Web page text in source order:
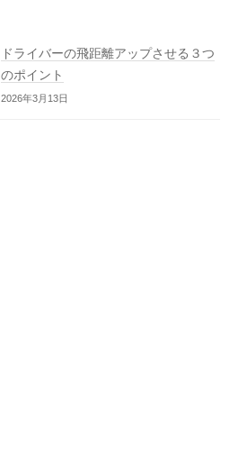
ドライバーの飛距離アップさせる３つ
のポイント
2026年3月13日